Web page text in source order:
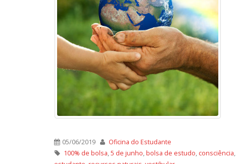
05/06/2019
Oficina do Estudante
100% de bolsa,5 de junho,bolsa de estudo, consciência,